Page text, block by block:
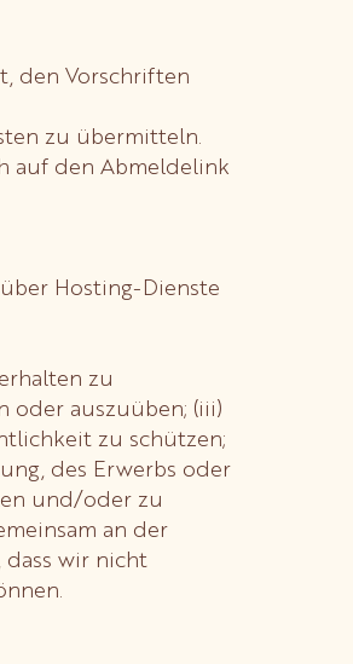
den Vorschriften
zu übermitteln.
auf den Abmeldelink
Hosting-Dienste
zu
oder auszuüben; (iii)
zu schützen;
des Erwerbs oder
und/oder zu
an der
dass wir nicht